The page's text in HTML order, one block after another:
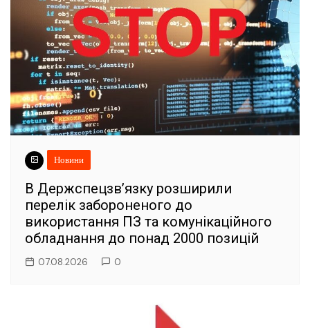
Новини
В Держспецзв’язку розширили
перелік забороненого до
використання ПЗ та комунікаційного
обладнання до понад 2000 позицій
07.08.2026 0